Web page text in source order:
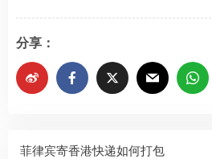
分享：
菲律宾寄香港快递如何打包